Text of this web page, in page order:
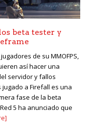
beta tester y
de su MMOFPS,
así hacer una
servidor y fallos
a Firefall es una
fase de la beta
5 ha anunciado que